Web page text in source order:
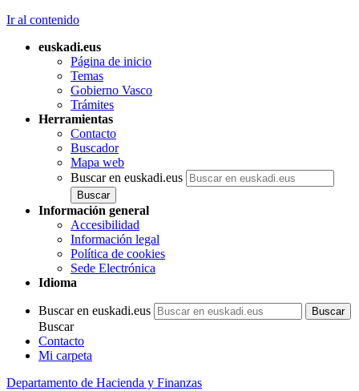
Ir al contenido
euskadi.eus
Página de inicio
Temas
Gobierno Vasco
Trámites
Herramientas
Contacto
Buscador
Mapa web
Buscar en euskadi.eus
Información general
Accesibilidad
Información legal
Política de cookies
Sede Electrónica
Idioma
Buscar en euskadi.eus
Buscar
Contacto
Mi carpeta
Departamento de Hacienda y Finanzas